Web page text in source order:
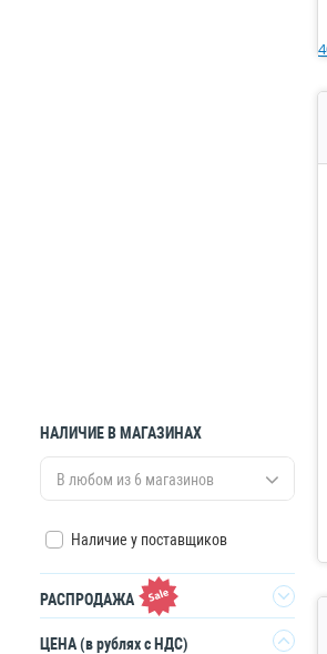
НАЛИЧИЕ В МАГАЗИНАХ
В любом из 6 магазинов
Наличие у поставщиков
РАСПРОДАЖА
Да
ЦЕНА(в рублях с НДС)